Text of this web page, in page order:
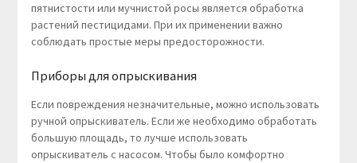
пятнистости или мучнистой росы является обработка
растений пестицидами. При их применении важно
соблюдать простые меры предосторожности.
Приборы для опрыскивания
Если повреждения незначительные, можно использовать
ручной опрыскиватель. Если же необходимо обработать
большую площадь, то лучше использовать
опрыскиватель с насосом. Чтобы было комфортно